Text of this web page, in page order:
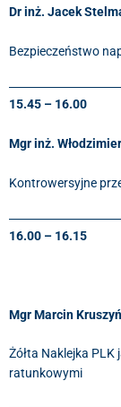
Dr inż. Jacek
Bezpieczeństwo
15.45 – 16.00
Mgr inż.
Kontrowersyjne
16.00 – 16.15
Mgr Marcin
Żółta Naklejka PLK
ratunkowymi